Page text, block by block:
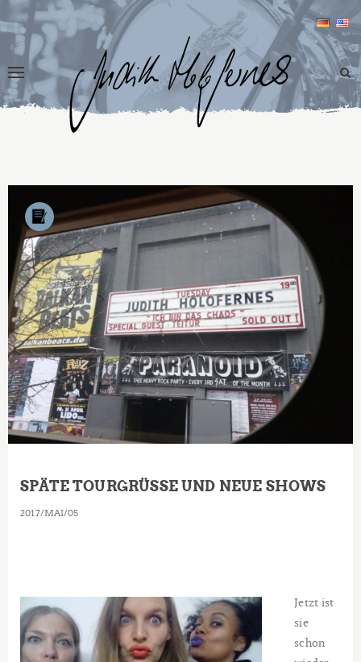
SPÄTE TOURGRÜSSE UND NEUE SHOWS
2017 MAI 05
Jetzt ist
sie
schon